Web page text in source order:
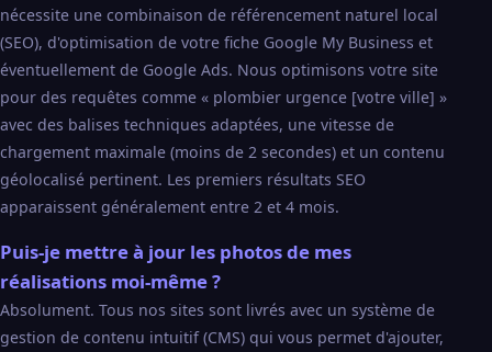
nécessite une combinaison de référencement naturel local
(SEO), d'optimisation de votre fiche Google My Business et
éventuellement de Google Ads. Nous optimisons votre site
pour des requêtes comme « plombier urgence [votre ville] »
avec des balises techniques adaptées, une vitesse de
chargement maximale (moins de 2 secondes) et un contenu
géolocalisé pertinent. Les premiers résultats SEO
apparaissent généralement entre 2 et 4 mois.
Puis-je mettre à jour les photos de mes
réalisations moi-même ?
Absolument. Tous nos sites sont livrés avec un système de
gestion de contenu intuitif (CMS) qui vous permet d'ajouter,